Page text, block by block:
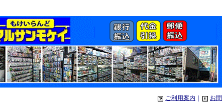
ご利用案内 お